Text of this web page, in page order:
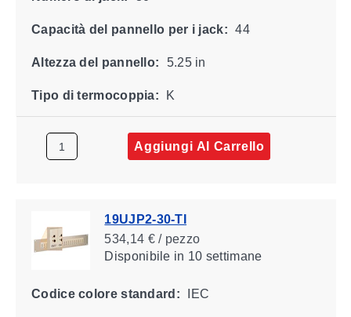
Capacità del pannello per i jack: 44
Altezza del pannello: 5.25 in
Tipo di termocoppia: K
Aggiungi Al Carrello
19UJP2-30-TI
534,14 € / pezzo
Disponibile in 10 settimane
Codice colore standard: IEC